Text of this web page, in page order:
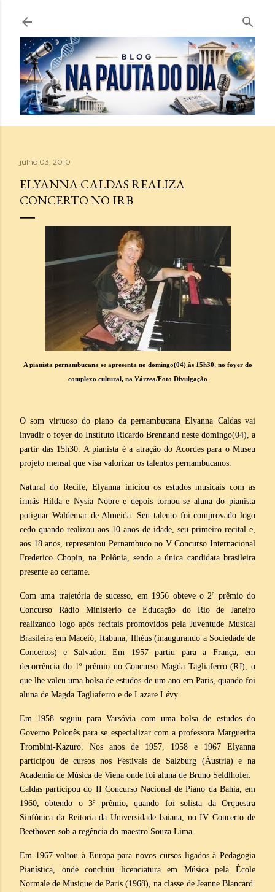
Pular para o conteúdo principal
julho 03, 2010
ELYANNA CALDAS REALIZA
CONCERTO NO IRB
A pianista pernambucana se apresenta no domingo(04),às 15h30, no foyer do
complexo cultural, na Várzea/Foto Divulgação
O som virtuoso do piano da pernambucana Elyanna Caldas vai
invadir o foyer do Instituto Ricardo Brennand neste domingo(04), a
partir das 15h30. A pianista é a atração do Acordes para o Museu
projeto mensal que visa valorizar os talentos pernambucanos.
Natural do Recife, Elyanna iniciou os estudos musicais com as
irmãs Hilda e Nysia Nobre e depois tornou-se aluna do pianista
potiguar Waldemar de Almeida. Seu talento foi comprovado logo
cedo quando realizou aos 10 anos de idade, seu primeiro recital e,
aos 18 anos, representou Pernambuco no V Concurso Internacional
Frederico Chopin, na Polônia, sendo a única candidata brasileira
presente ao certame.
Com uma trajetória de sucesso, em 1956 obteve o 2º prêmio do
Concurso Rádio Ministério de Educação do Rio de Janeiro
realizando logo após recitais promovidos pela Juventude Musical
Brasileira em Maceió, Itabuna, Ilhéus (inaugurando a Sociedade de
Concertos) e Salvador. Em 1957 partiu para a França, em
decorrência do 1º prêmio no Concurso Magda Tagliaferro (RJ), o
que lhe valeu uma bolsa de estudos de um ano em Paris, quando foi
aluna de Magda Tagliaferro e de Lazare Lévy.
Em 1958 seguiu para Varsóvia com uma bolsa de estudos do
Governo Polonês para se especializar com a professora Marguerita
Trombini-Kazuro. Nos anos de 1957, 1958 e 1967 Elyanna
participou de cursos nos Festivais de Salzburg (Áustria) e na
Academia de Música de Viena onde foi aluna de Bruno Seldlhofer.
Caldas participou do II Concurso Nacional de Piano da Bahia, em
1960, obtendo o 3º prêmio, quando foi solista da Orquestra
Sinfônica da Reitoria da Universidade baiana, no IV Concerto de
Beethoven sob a regência do maestro Souza Lima.
Em 1967 voltou à Europa para novos cursos ligados à Pedagogia
Pianística, onde concluiu licenciatura em Música pela École
Normale de Musique de Paris (1968), na classe de Jeanne Blancard.